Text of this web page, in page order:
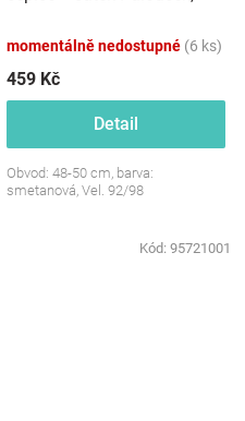
momentálně nedostupné (6 ks)
459 Kč
Detail
Obvod: 48-50 cm, barva:
smetanová, Vel. 92/98
Kód: 95721001